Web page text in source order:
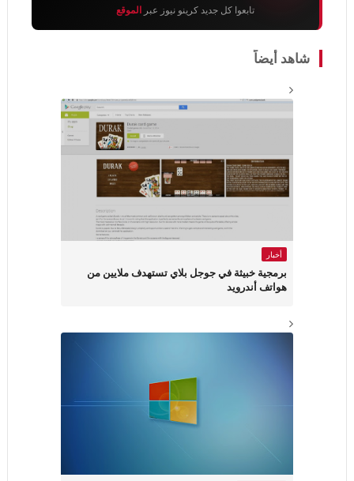
تابعوا كل جديد كرينو نيوز عبر الموقع
شاهد أيضاً
أخبار
برمجية خبيثة في جوجل بلاي تستهدف ملايين من
هواتف أندرويد